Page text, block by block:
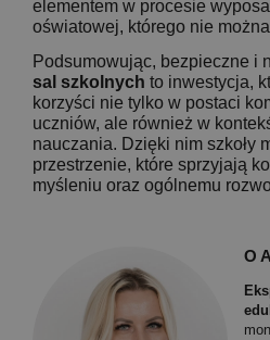
elementem w procesie
oświatowej, którego nie
Podsumowując, bezpieczne i
sal szkolnych to inwestycja,
korzyści nie tylko w postaci
uczniów, ale również w
nauczania. Dzięki nim szkoły
przestrzenie, które sprzyjają
myśleniu oraz ogólnemu
O